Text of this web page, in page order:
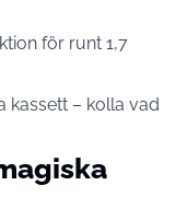
för runt 1,7
kassett – kolla vad